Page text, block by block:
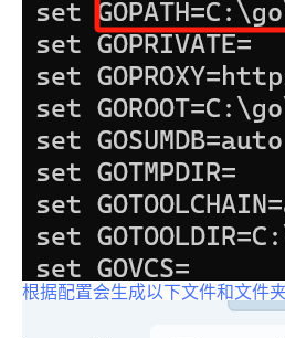
根据配置会生成以下文件和文件夹